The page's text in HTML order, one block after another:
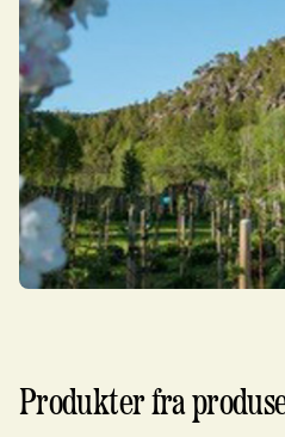
Produkter fra